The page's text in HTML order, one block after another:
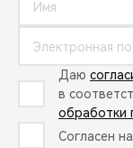
Даю
в
обработки
Согласен на